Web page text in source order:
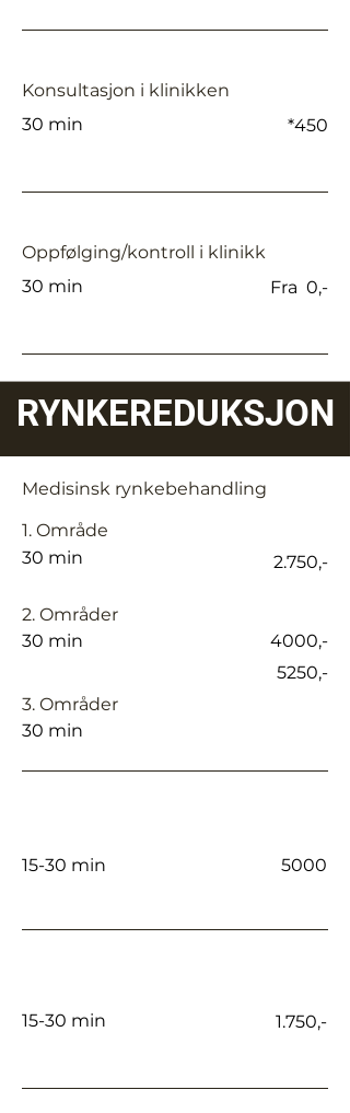
Konsultasjon i klinikken
30 min
*450
Oppfølging/kontroll i klinikk
30 min
Fra 0,-
RYNKEREDUKSJON
Medisinsk rynkebehandling
1. Område
30 min
2.750,-
2. Områder
30 min
4000,-
5250,-
3. Områder
30 min
15-30 min
5000
15-30 min
1.750,-